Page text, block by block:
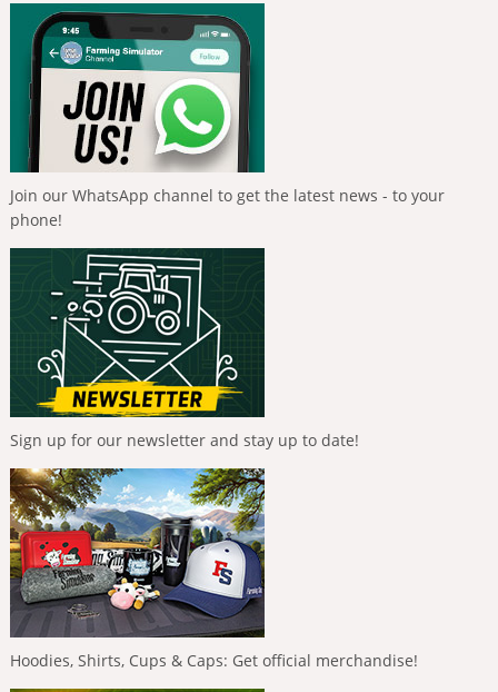
Join our WhatsApp channel to get the latest news - to your
phone!
Sign up for our newsletter and stay up to date!
Hoodies, Shirts, Cups & Caps: Get official merchandise!